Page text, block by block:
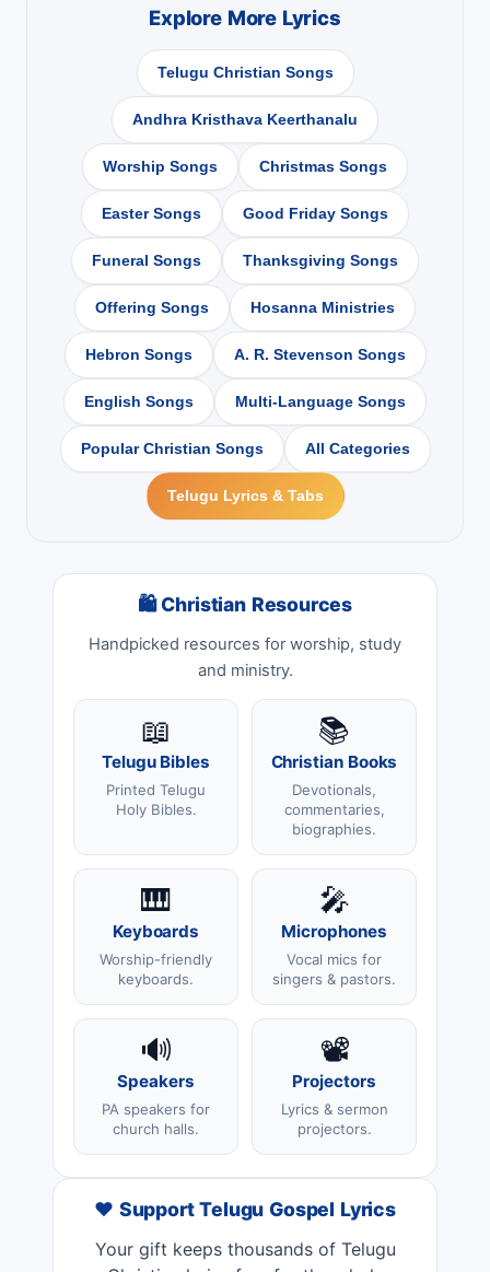
Explore More Lyrics
Telugu Christian Songs
Andhra Kristhava Keerthanalu
Worship Songs Christmas Songs
Easter Songs Good Friday Songs
Funeral Songs Thanksgiving Songs
Offering Songs Hosanna Ministries
Hebron Songs A. R. Stevenson Songs
English Songs Multi-Language Songs
Popular Christian Songs All Categories
Telugu Lyrics & Tabs
🛍 Christian Resources
Handpicked resources for worship, study
and ministry.
📖
Telugu Bibles
Printed Telugu
Holy Bibles.
📚
Christian Books
Devotionals,
commentaries,
biographies.
🎹
Keyboards
Worship-friendly
keyboards.
🎤
Microphones
Vocal mics for
singers & pastors.
🔊
Speakers
PA speakers for
church halls.
📽️
Projectors
Lyrics & sermon
projectors.
❤️ Support Telugu Gospel Lyrics
Your gift keeps thousands of Telugu